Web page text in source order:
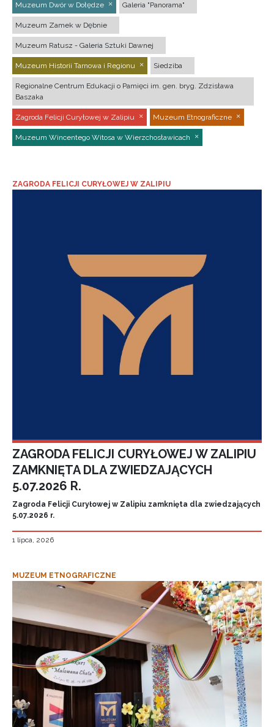
Muzeum Dwór w Dołędze Galeria "Panorama"
Muzeum Zamek w Dębnie
Muzeum Ratusz - Galeria Sztuki Dawnej
Muzeum Historii Tarnowa i Regionu Siedziba
Regionalne Centrum Edukacji o Pamięci im. gen. bryg. Zdzisława
Baszaka
Zagroda Felicji Curyłowej w Zalipiu Muzeum Etnograficzne
Muzeum Wincentego Witosa w Wierzchosławicach
ZAGRODA FELICJI CURYŁOWEJ W ZALIPIU
ZAGRODA FELICJI CURYŁOWEJ W ZALIPIU
ZAMKNIĘTA DLA ZWIEDZAJĄCYCH
5.07.2026 R.
Zagroda Felicji Curyłowej w Zalipiu zamknięta dla zwiedzających
5.07.2026 r.
1 lipca, 2026
MUZEUM ETNOGRAFICZNE